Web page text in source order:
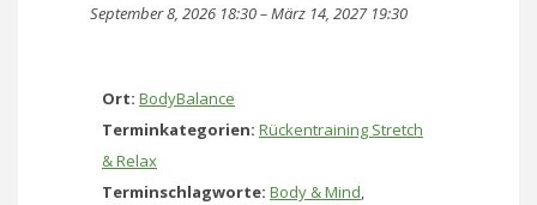
September 8, 2026 18:30–März 14, 2027 19:30
Ort: BodyBalance
Terminkategorien: Rückentraining Stretch
& Relax
Terminschlagworte: Body & Mind,